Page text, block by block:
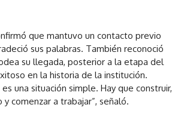
que mantuvo un contacto previo
sus palabras. También reconoció
su llegada, posterior a la etapa del
en la historia de la institución.
una situación simple. Hay que construir,
comenzar a trabajar”, señaló.